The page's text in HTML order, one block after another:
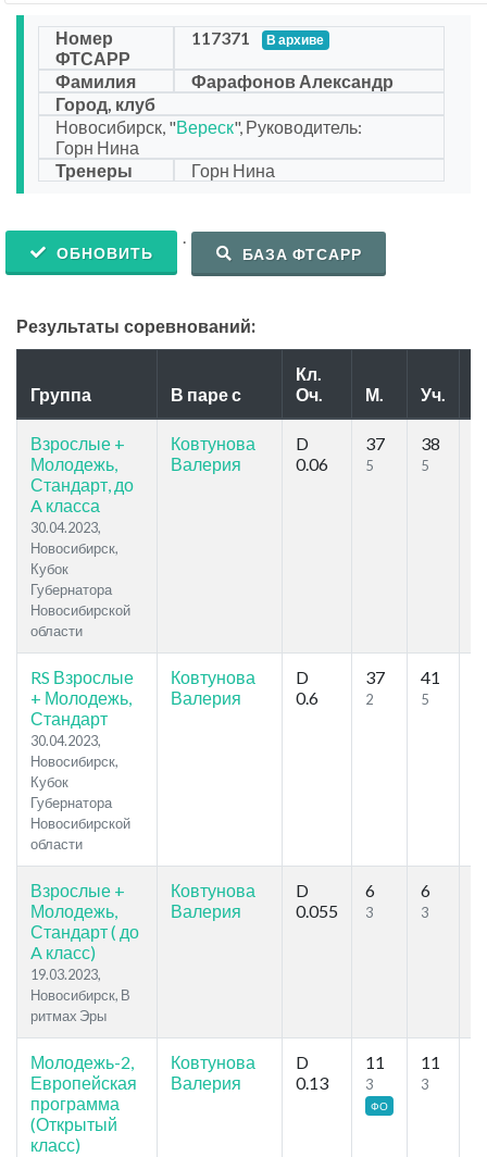
Номер
ФТСАРР
117371 В архиве
Фамилия
Фарафонов Александр
Город, клуб
Новосибирск, "Вереск", Руководитель:
Горн Нина
Тренеры
Горн Нина
ОБНОВИТЬ
.
БАЗА ФТСАРР
Результаты соревнований:
Группа В паре с
Кл.
Оч.
М. Уч.
Взрослые +
Молодежь,
Стандарт, до
A класса
30.04.2023,
Новосибирск,
Кубок
Губернатора
Новосибирской
области
Ковтунова
Валерия
D
0.06
37
5
38
5
RS Взрослые
+ Молодежь,
Стандарт
30.04.2023,
Новосибирск,
Кубок
Губернатора
Новосибирской
области
Ковтунова
Валерия
D
0.6
37
2
41
5
Взрослые +
Молодежь,
Стандарт ( до
A класс)
19.03.2023,
Новосибирск, В
ритмах Эры
Ковтунова
Валерия
D
0.055
6
3
6
3
Молодежь-2,
Европейская
программа
(Открытый
класс)
Ковтунова
Валерия
D
0.13
11
3
ФО
11
3